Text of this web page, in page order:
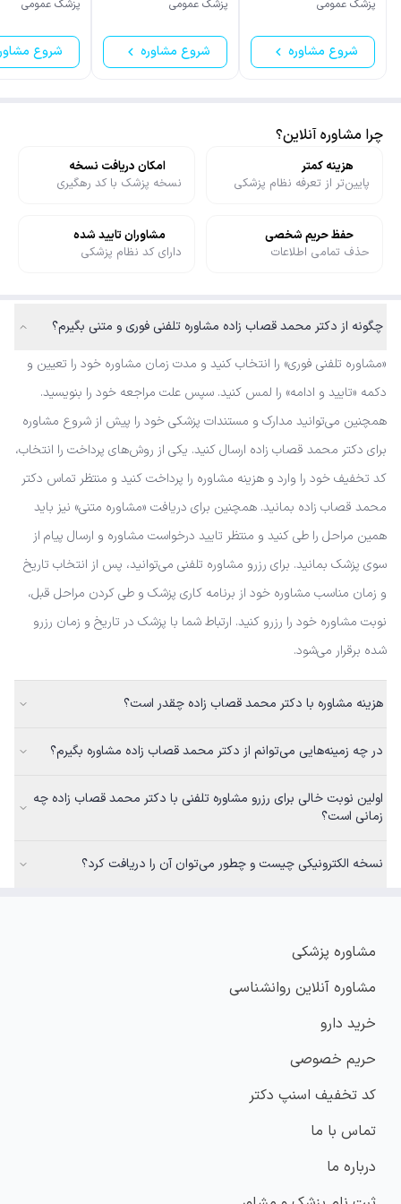
پزشک عمومی
شروع مشاوره
بازوند
پزشک عمومی
شروع مشاوره
پزشک عمومی
شروع
چرا مشاوره آنلاین؟
هزینه کمتر
پایین‌تر از تعرفه نظام پزشکی
امکان دریافت نسخه
نسخه پزشک با کد رهگیری
حفظ حریم شخصی
حذف تمامی اطلاعات
مشاوران تایید شده
دارای کد نظام پزشکی
چگونه از دکتر محمد قصاب زاده مشاوره تلفنی فوری و متنی بگیرم؟
«مشاوره تلفنی فوری» را انتخاب کنید و مدت زمان مشاوره خود را تعیین و
دکمه «تایید و ادامه» را لمس کنید. سپس علت مراجعه خود را بنویسید.
همچنین می‌توانید مدارک و مستندات پزشکی خود را پیش از شروع مشاوره
برای دکتر محمد قصاب زاده ارسال کنید. یکی از روش‌های پرداخت را انتخاب،
کد تخفیف خود را وارد و هزینه مشاوره را پرداخت کنید و منتظر تماس دکتر
محمد قصاب زاده بمانید. همچنین برای دریافت «مشاوره متنی» نیز باید
همین مراحل را طی کنید و منتظر تایید درخواست مشاوره و ارسال پیام از
سوی پزشک بمانید. برای رزرو مشاوره تلفنی می‌توانید، پس از انتخاب تاریخ
و زمان مناسب مشاوره خود از برنامه کاری پزشک و طی کردن مراحل قبل،
نوبت مشاوره خود را رزرو کنید. ارتباط شما با پزشک در تاریخ و زمان رزرو
شده برقرار می‌شود.
هزینه مشاوره با دکتر محمد قصاب زاده چقدر است؟
در چه زمینه‌هایی می‌توانم از دکتر محمد قصاب زاده مشاوره بگیرم؟
اولین نوبت خالی برای رزرو مشاوره تلفنی با دکتر محمد قصاب زاده چه
زمانی است؟
نسخه الکترونیکی چیست و چطور می‌توان آن را دریافت کرد؟
مشاوره پزشکی
مشاوره آنلاین روانشناسی
خرید دارو
حریم خصوصی
کد تخفیف اسنپ دکتر
تماس با ما
درباره ما